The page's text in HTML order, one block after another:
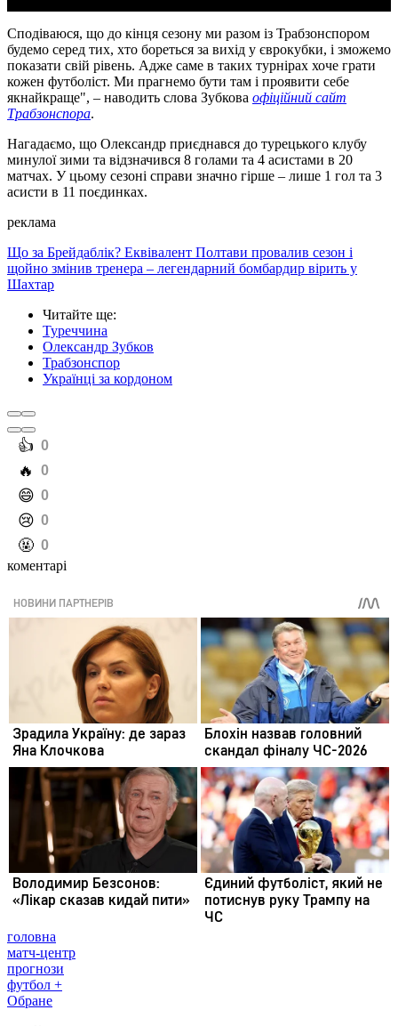
Сподіваюся, що до кінця сезону ми разом із Трабзонспором
будемо серед тих, хто бореться за вихід у єврокубки, і зможемо
показати свій рівень. Адже саме в таких турнірах хоче грати
кожен футболіст. Ми прагнемо бути там і проявити себе
якнайкраще", – наводить слова Зубкова офіційний сайт
Трабзонспора.
Нагадаємо, що Олександр приєднався до турецького клубу
минулої зими та відзначився 8 голами та 4 асистами в 20
матчах. У цьому сезоні справи значно гірше – лише 1 гол та 3
асисти в 11 поєдинках.
реклама
Що за Брейдаблік? Еквівалент Полтави провалив сезон і
щойно змінив тренера – легендарний бомбардир вірить у
Шахтар
Читайте ще:
Туреччина
Олександр Зубков
Трабзонспор
Українці за кордоном
️👍 0
️🔥 0
️😄 0
️😢 0
️🤬 0
коментарі
головна
матч-центр
прогнози
футбол +
Обране